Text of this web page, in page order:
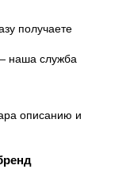
получаете
наша служба
описанию и